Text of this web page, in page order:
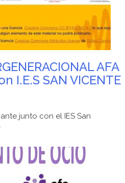
AFA
I.E.S SAN VICENTE
junto con el IES San